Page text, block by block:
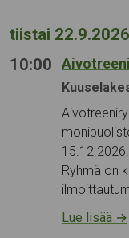
tiistai 22.9.2026
10:00
Ryhmä on
Lue lisää →